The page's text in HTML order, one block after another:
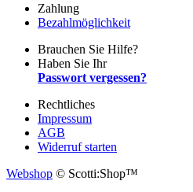
Zahlung
Bezahlmöglichkeit
Brauchen Sie Hilfe?
Haben Sie Ihr
Passwort vergessen?
Rechtliches
Impressum
AGB
Widerruf starten
Webshop © Scotti:Shop™